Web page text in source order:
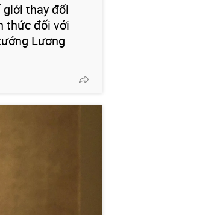
giới thay đổi
thức đối với
Lương